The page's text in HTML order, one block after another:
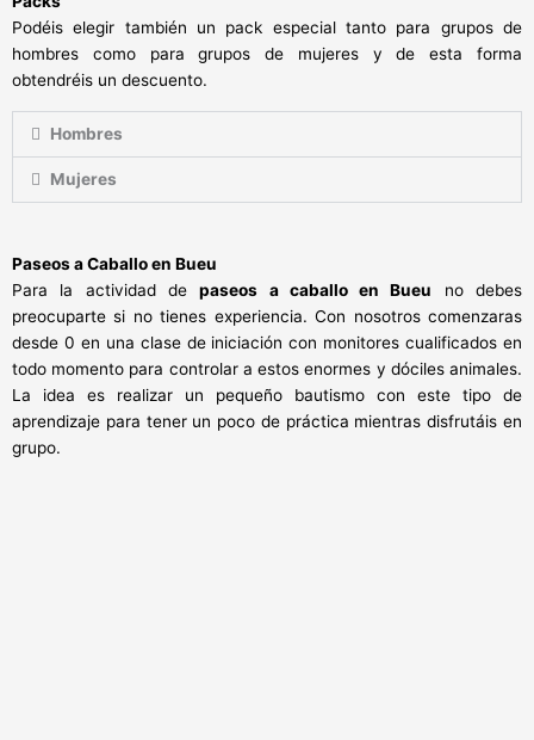
Podéis elegir también un pack especial tanto para grupos de
hombres como para grupos de mujeres y de esta forma
obtendréis un descuento.
Hombres
Mujeres
Paseos a Caballo en Bueu
Para la actividad depaseos a caballo en Bueu no debes
preocuparte si no tienes experiencia. Con nosotros comenzaras
desde 0 en una clase de iniciación con monitores cualificados en
todo momento para controlar a estos enormes y dóciles animales.
La idea es realizar un pequeño bautismo con este tipo de
aprendizaje para tener un poco de práctica mientras disfrutáis en
grupo.